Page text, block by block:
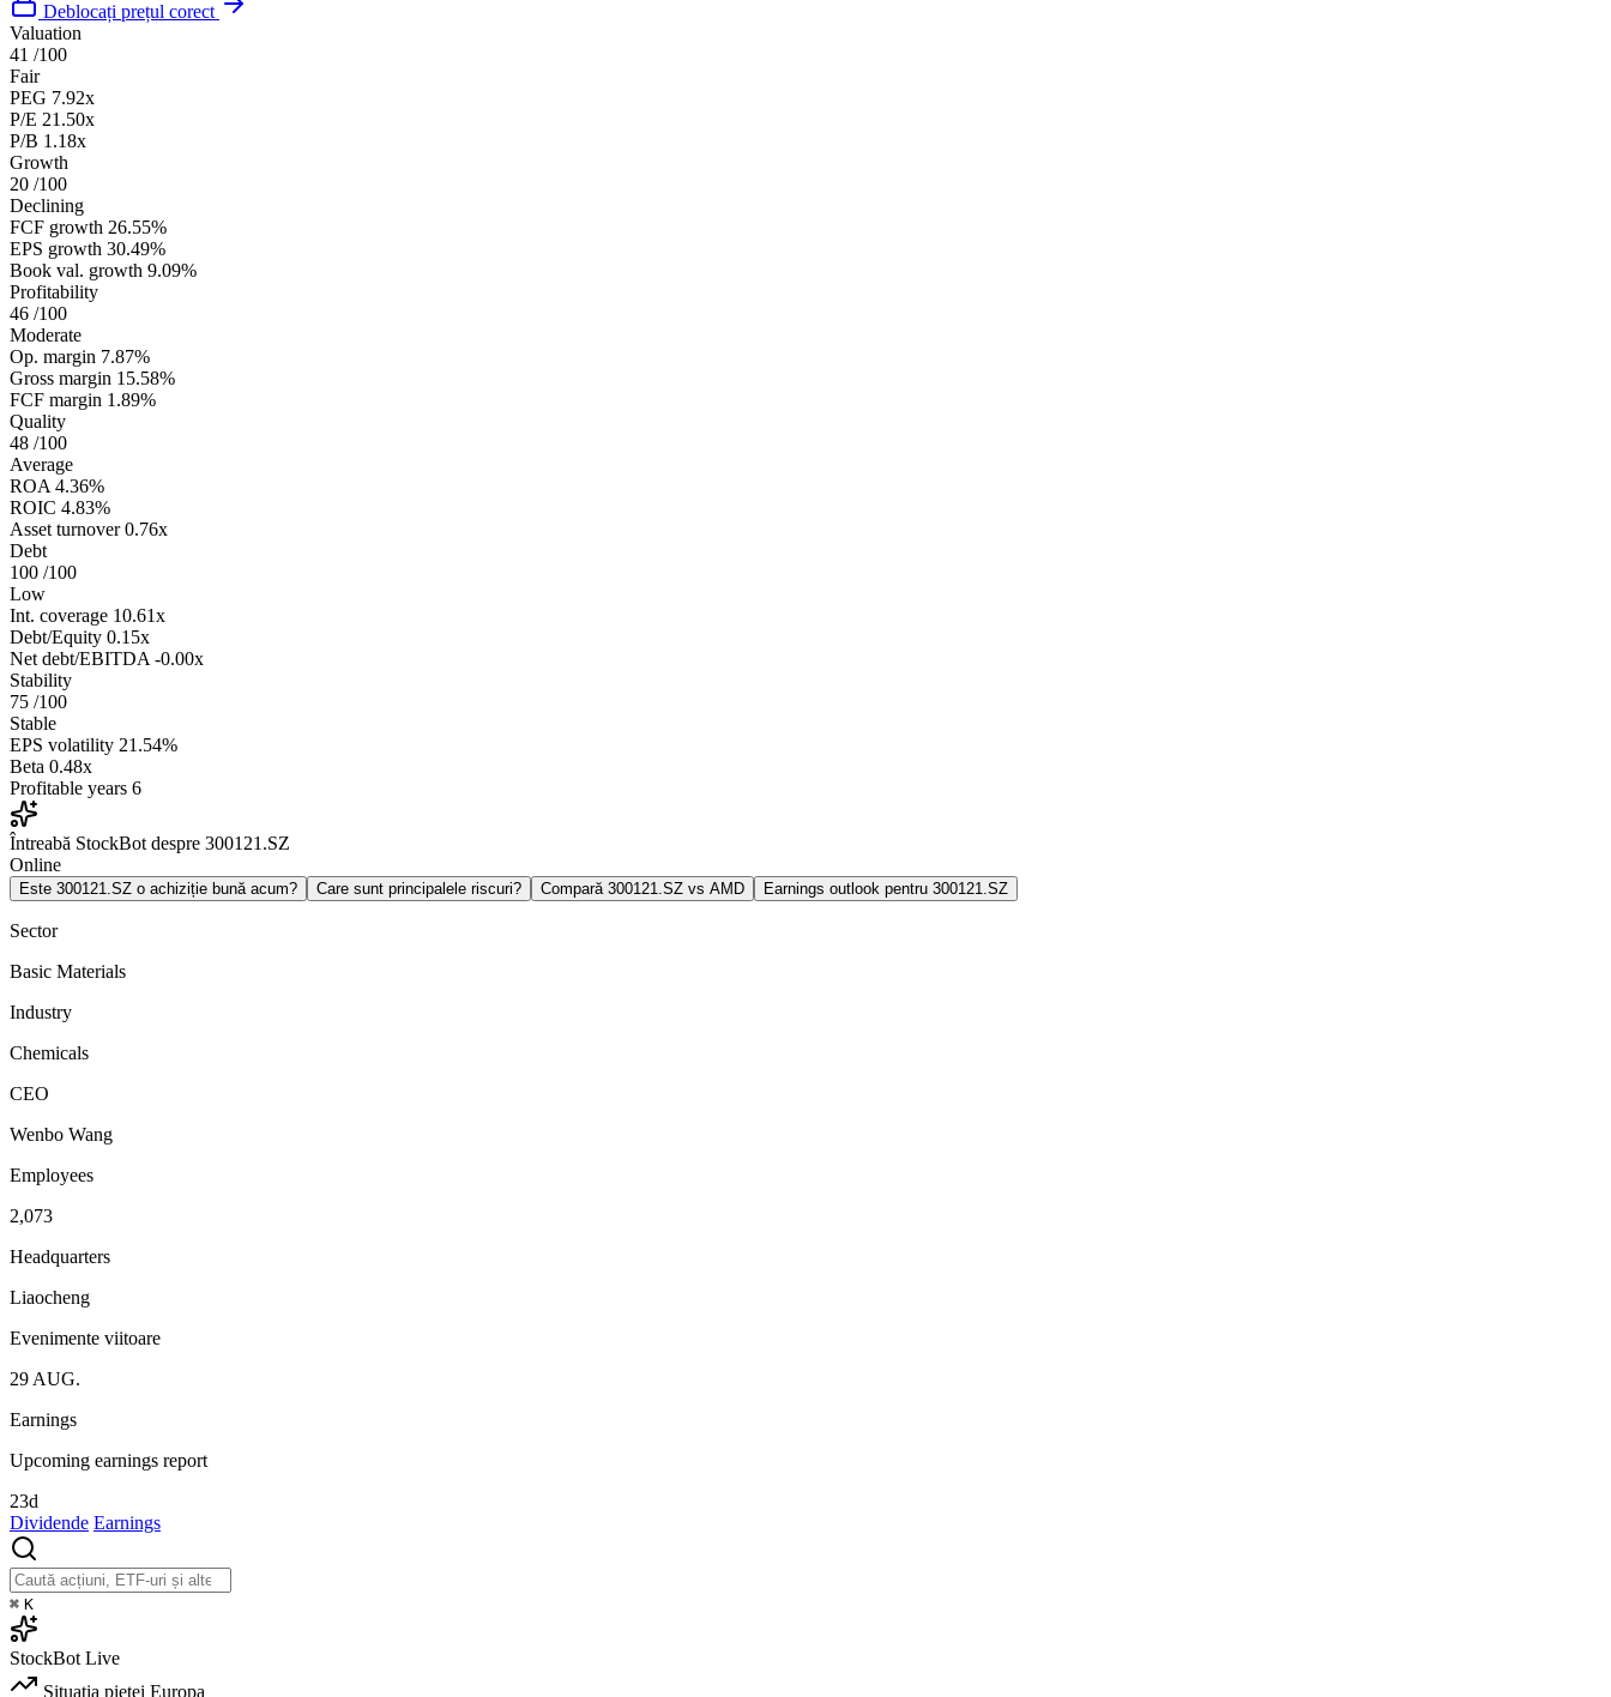
Deblocați prețul corect
Valuation
41 /100
Fair
PEG 7.92x
P/E 21.50x
P/B 1.18x
Growth
20 /100
Declining
FCF growth 26.55%
EPS growth 30.49%
Book val. growth 9.09%
Profitability
46 /100
Moderate
Op. margin 7.87%
Gross margin 15.58%
FCF margin 1.89%
Quality
48 /100
Average
ROA 4.36%
ROIC 4.83%
Asset turnover 0.76x
Debt
100 /100
Low
Int. coverage 10.61x
Debt/Equity 0.15x
Net debt/EBITDA -0.00x
Stability
75 /100
Stable
EPS volatility 21.54%
Beta 0.48x
Profitable years 6
Întreabă StockBot despre 300121.SZ
Online
Este 300121.SZ o achiziție bună acum? Care sunt principalele riscuri? Compară 300121.SZ vs AMD Earnings outlook pentru 300121.SZ
Sector
Basic Materials
Industry
Chemicals
CEO
Wenbo Wang
Employees
2,073
Headquarters
Liaocheng
Evenimente viitoare
29 AUG.
Earnings
Upcoming earnings report
23d
Dividende Earnings
⌘ K
StockBot Live
Situația pieței Europa